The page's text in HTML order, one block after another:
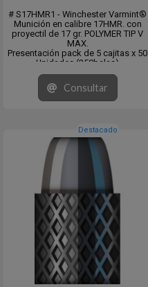
# S17HMR1 - Winchester Varmint®
Munición en calibre 17HMR. con
proyectil de 17 gr. POLYMER TIP V
MAX.
Presentación pack de 5 cajitas x 50
Unidades (250balas)
Venta mínima 5x50 o múltiplos.
Consultar
Destacado